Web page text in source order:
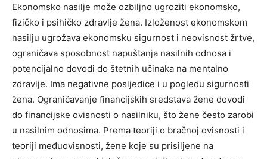
Ekonomsko nasilje može ozbiljno ugroziti ekonomsko,
fizičko i psihičko zdravlje žena. Izloženost ekonomskom
nasilju ugrožava ekonomsku sigurnost i neovisnost žrtve,
ograničava sposobnost napuštanja nasilnih odnosa i
potencijalno dovodi do štetnih učinaka na mentalno
zdravlje. Ima negativne posljedice i u pogledu sigurnosti
žena. Ograničavanje financijskih sredstava žene dovodi
do financijske ovisnosti o nasilniku, što žene često zarobi
u nasilnim odnosima. Prema teoriji o bračnoj ovisnosti i
teoriji međuovisnosti, žene koje su prisiljene na